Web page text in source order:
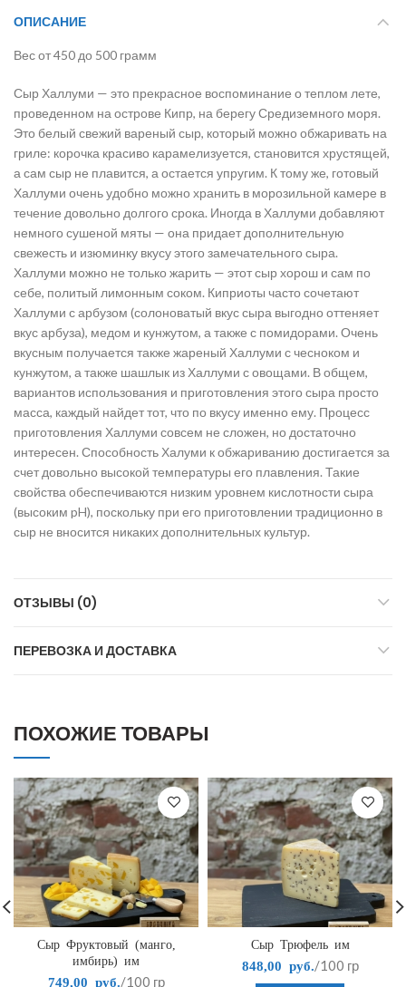
ОПИСАНИЕ
Вес от 450 до 500 грамм
Сыр Халлуми — это прекрасное воспоминание о теплом лете,
проведенном на острове Кипр, на берегу Средиземного моря.
Это белый свежий вареный сыр, который можно обжаривать на
гриле: корочка красиво карамелизуется, становится хрустящей,
а сам сыр не плавится, а остается упругим. К тому же, готовый
Халлуми очень удобно можно хранить в морозильной камере в
течение довольно долгого срока. Иногда в Халлуми добавляют
немного сушеной мяты — она придает дополнительную
свежесть и изюминку вкусу этого замечательного сыра.
Халлуми можно не только жарить — этот сыр хорош и сам по
себе, политый лимонным соком. Киприоты часто сочетают
Халлуми с арбузом (солоноватый вкус сыра выгодно оттеняет
вкус арбуза), медом и кунжутом, а также с помидорами. Очень
вкусным получается также жареный Халлуми с чесноком и
кунжутом, а также шашлык из Халлуми с овощами. В общем,
вариантов использования и приготовления этого сыра просто
масса, каждый найдет тот, что по вкусу именно ему. Процесс
приготовления Халлуми совсем не сложен, но достаточно
интересен. Способность Халуми к обжариванию достигается за
счет довольно высокой температуры его плавления. Такие
свойства обеспечиваются низким уровнем кислотности сыра
(высоким pH), поскольку при его приготовлении традиционно в
сыр не вносится никаких дополнительных культур.
ОТЗЫВЫ (0)
ПЕРЕВОЗКА И ДОСТАВКА
ПОХОЖИЕ ТОВАРЫ
Сыр Фруктовый (манго,
имбирь) им
749,00 руб. /100 гр
Сыр Трюфель им
848,00 руб. /100 гр